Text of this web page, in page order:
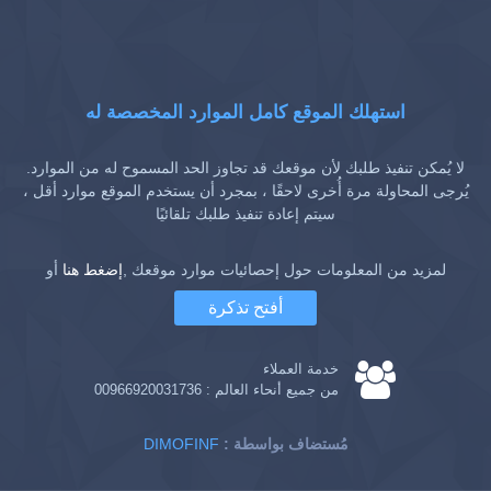
استهلك الموقع كامل الموارد المخصصة له
لا يُمكن تنفيذ طلبك لأن موقعك قد تجاوز الحد المسموح له من الموارد.
يُرجى المحاولة مرة أُخرى لاحقًا ، بمجرد أن يستخدم الموقع موارد أقل ،
سيتم إعادة تنفيذ طلبك تلقائيًا
لمزيد من المعلومات حول إحصائيات موارد موقعك ,إضغط هنا أو
أفتح تذكرة
خدمة العملاء
من جميع أنحاء العالم : 00966920031736
DIMOFINF : مُستضاف بواسطة